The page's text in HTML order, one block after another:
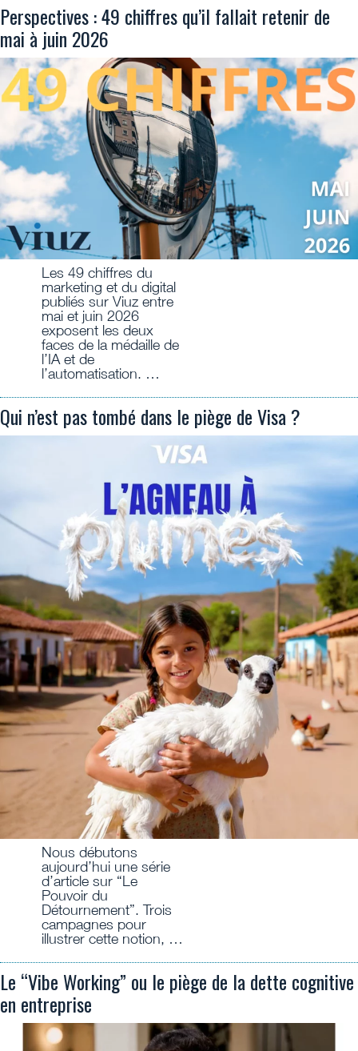
Perspectives : 49 chiffres qu’il fallait retenir de
mai à juin 2026
Les 49 chiffres du
marketing et du digital
publiés sur Viuz entre
mai et juin 2026
exposent les deux
faces de la médaille de
l’IA et de
l’automatisation. …
Qui n’est pas tombé dans le piège de Visa ?
Nous débutons
aujourd’hui une série
d’article sur “Le
Pouvoir du
Détournement”. Trois
campagnes pour
illustrer cette notion, …
Le “Vibe Working” ou le piège de la dette cognitive
en entreprise